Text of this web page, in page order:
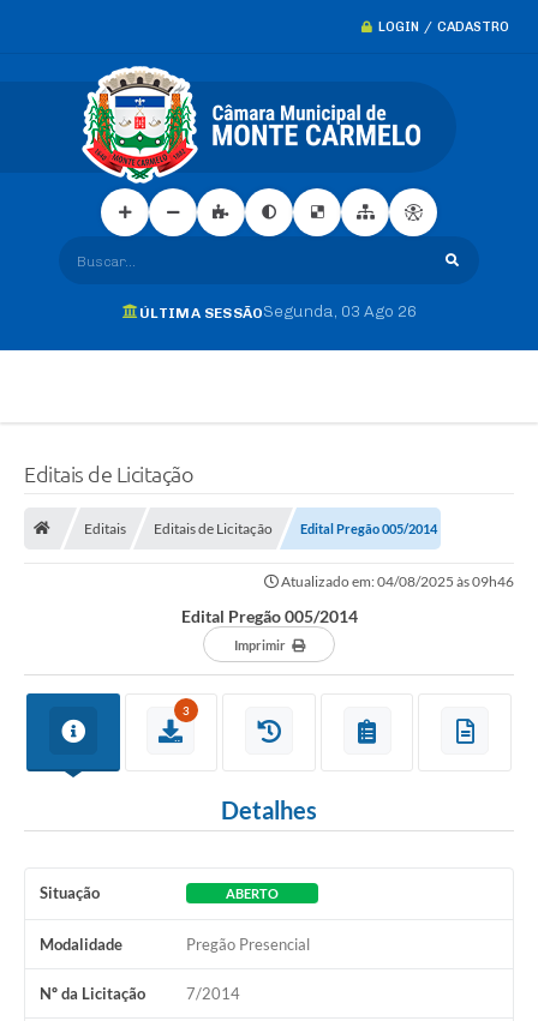
LOGIN / CADASTRO
Buscar...
ÚLTIMA SESSÃOSegunda 03 Ago 26
Editais de Licitação
Editais Editais de Licitação Edital Pregão 005/2014
Atualizado em: 04/08/2025 às 09h46
Edital Pregão 005/2014
Imprimir
3
Detalhes
Situação ABERTO
Modalidade Pregão Presencial
Nº da Licitação 7/2014